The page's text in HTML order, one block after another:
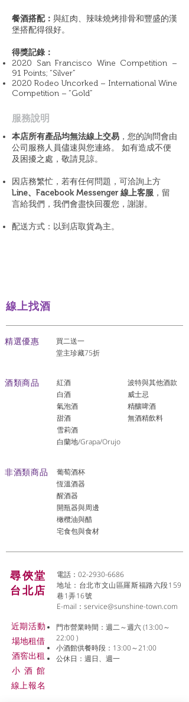
餐酒搭配： 與紅肉、辣味燒烤排骨和豐盛的漢
堡搭配得很好。
得獎記錄：
2020 San Francisco Wine Competition –
91 Points; “Silver”
2020 Rodeo Uncorked – International Wine
Competition – “Gold”
​服務說明
本店所有產品均無法線上交易 ，您的詢問會由
公司服務人員儘速與您連絡。 如有造成不便
及困擾之處，敬請見諒。
因店務繁忙，若有任何問題，可洽詢上方
Line、Facebook Messenger 線上客服 ，留
言給我們，我們會盡快回覆您，謝謝。
配送方式：以到店取貨為主。
線上找酒
​精選優惠
買二送一
堂主珍藏75折
酒類商品
紅酒
白酒
氣泡酒
​甜酒
雪莉酒
白蘭地/Grapa/Orujo
波特與其他酒款
威士忌
精釀啤酒
​無酒精飲料
非酒類商品
葡萄酒杯
恆溫酒器
醒酒器
開瓶器與周邊
橄欖油與醋
宅食包與食材
尋俠堂
台北店
電話：02-2930-6686
地址：台北市文山區羅斯福路六段159
巷1弄16號
E-mail： service@sunshine-town.com
近期活動
場地租借
​酒窖出租
小酒 館
線上報名
門市營業時間：週二～週六 (13:00～
22:00 )
小酒館供餐時段：13:00～21:00
公休日：週日、週一